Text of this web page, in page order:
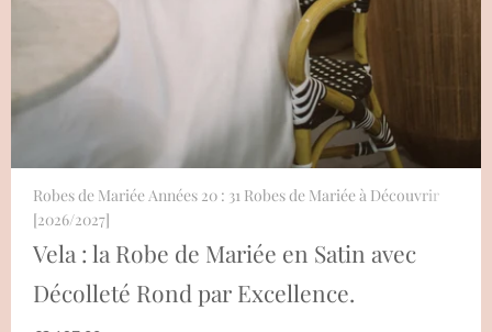
Robes de Mariée Années 20 : 31 Robes de Mariée à Découvrir
[2026/2027]
Vela : la Robe de Mariée en Satin avec
Décolleté Rond par Excellence.